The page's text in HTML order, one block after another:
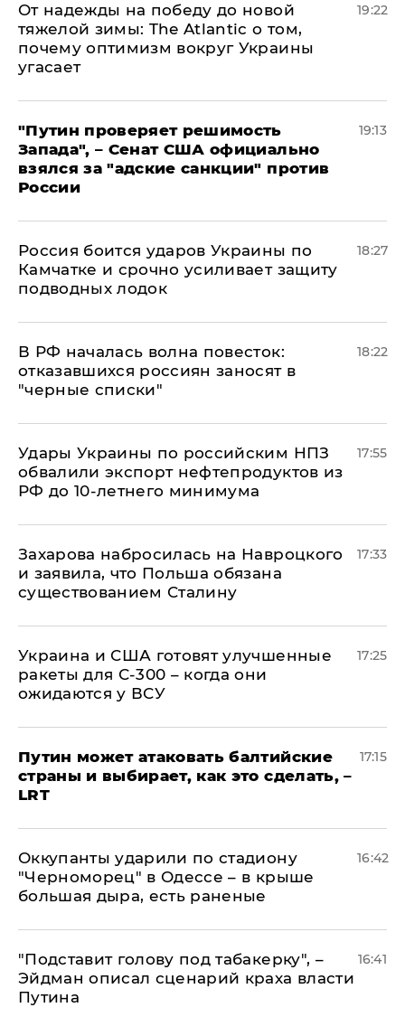
От надежды на победу до новой
тяжелой зимы: The Atlantic о том,
почему оптимизм вокруг Украины
угасает
19:22
"Путин проверяет решимость
Запада", – Сенат США официально
взялся за "адские санкции" против
России
19:13
Россия боится ударов Украины по
Камчатке и срочно усиливает защиту
подводных лодок
18:27
​В РФ началась волна повесток:
отказавшихся россиян заносят в
"черные списки"
18:22
Удары Украины по российским НПЗ
обвалили экспорт нефтепродуктов из
РФ до 10-летнего минимума
17:55
​Захарова набросилась на Навроцкого
и заявила, что Польша обязана
существованием Сталину
17:33
Украина и США готовят улучшенные
ракеты для С-300 – когда они
ожидаются у ВСУ
17:25
Путин может атаковать балтийские
страны и выбирает, как это сделать, –
LRT
17:15
Оккупанты ударили по стадиону
"Черноморец" в Одессе – в крыше
большая дыра, есть раненые
16:42
​"Подставит голову под табакерку", –
Эйдман описал сценарий краха власти
Путина
16:41